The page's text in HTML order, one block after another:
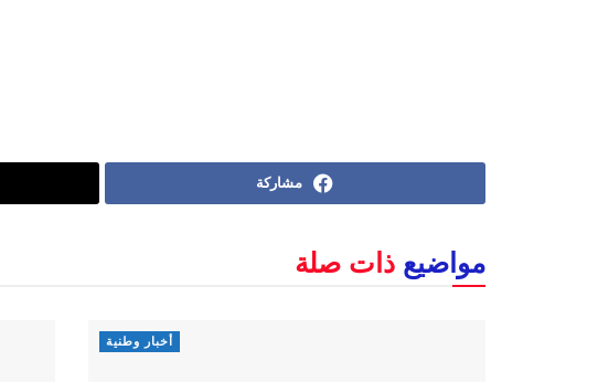
مشاركة
مواضيع ذات صلة
أخبار وطنية